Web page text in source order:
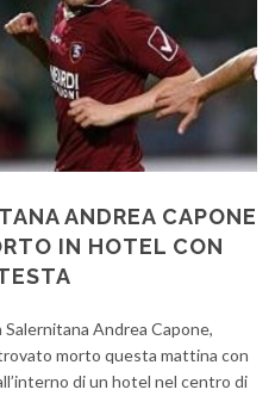
ANDREA CAPONE
IN HOTEL CON
Salernitana Andrea Capone,
morto questa mattina con
di un hotel nel centro di